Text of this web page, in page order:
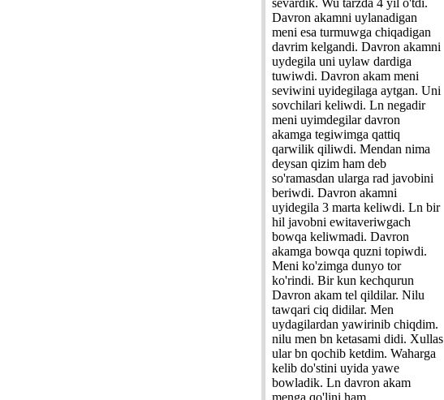
sevardik. Wu tarzda 4 yil o'tdi.
Davron akamni uylanadigan
meni esa turmuwga chiqadigan
davrim kelgandi. Davron akamni
uydegila uni uylaw dardiga
tuwiwdi. Davron akam meni
seviwini uyidegilaga aytgan. Uni
sovchilari keliwdi. Ln negadir
meni uyimdegilar davron
akamga tegiwimga qattiq
qarwilik qiliwdi. Mendan nima
deysan qizim ham deb
so'ramasdan ularga rad javobini
beriwdi. Davron akamni
uyidegila 3 marta keliwdi. Ln bir
hil javobni ewitaveriwgach
bowqa keliwmadi. Davron
akamga bowqa quzni topiwdi.
Meni ko'zimga dunyo tor
ko'rindi. Bir kun kechqurun
Davron akam tel qildilar. Nilu
tawqari ciq didilar. Men
uydagilardan yawirinib chiqdim.
nilu men bn ketasami didi. Xullas
ular bn qochib ketdim. Waharga
kelib do'stini uyida yawe
bowladik. Ln davron akam